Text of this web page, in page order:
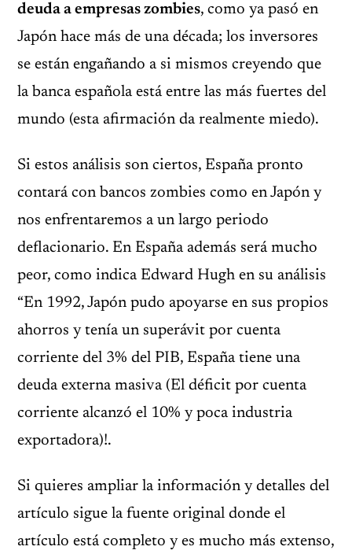
deuda a empresas zombies, como ya pasó en
Japón hace más de una década; los inversores
se están engañando a si mismos creyendo que
la banca española está entre las más fuertes del
mundo (esta afirmación da realmente miedo).
Si estos análisis son ciertos, España pronto
contará con bancos zombies como en Japón y
nos enfrentaremos a un largo periodo
deflacionario. En España además será mucho
peor, como indica Edward Hugh en su análisis
“En 1992, Japón pudo apoyarse en sus propios
ahorros y tenía un superávit por cuenta
corriente del 3% del PIB, España tiene una
deuda externa masiva (El déficit por cuenta
corriente alcanzó el 10% y poca industria
exportadora)!.
Si quieres ampliar la información y detalles del
artículo sigue la fuente original donde el
artículo está completo y es mucho más extenso,